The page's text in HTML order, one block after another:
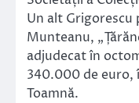
Un alt Grigorescu
Munteanu,
adjudecat în
340.000 de euro,
Toamnă.